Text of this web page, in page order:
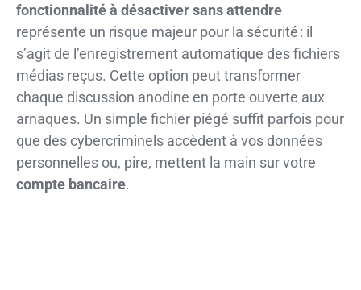
fonctionnalité à désactiver sans attendre
représente un risque majeur pour la sécurité : il
s’agit de l’enregistrement automatique des fichiers
médias reçus. Cette option peut transformer
chaque discussion anodine en porte ouverte aux
arnaques. Un simple fichier piégé suffit parfois pour
que des cybercriminels accèdent à vos données
personnelles ou, pire, mettent la main sur votre
compte bancaire.